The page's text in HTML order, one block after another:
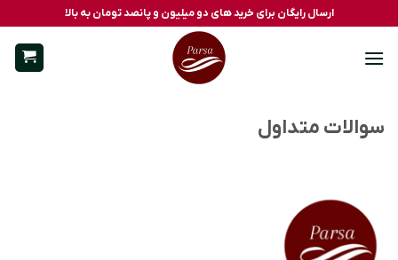
to
content
ارسال رایگان برای خرید های دو میلیون و پانصد تومان به بالا
سوالات متداول